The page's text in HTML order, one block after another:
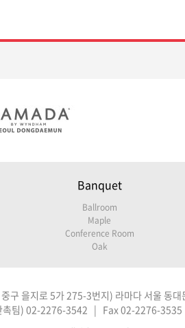
Banquet
Ballroom
Maple
Conference Room
Oak
구 을지로 5가 275-3번지) 라마다 서울 동
팀) 02-2276-3542 | Fax 02-2276-3535